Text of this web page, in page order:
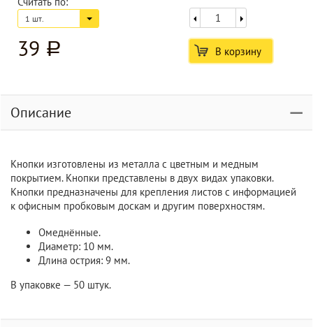
1 шт.
39 a В корзину
Описание
Кнопки изготовлены из металла с цветным и медным
покрытием. Кнопки представлены в двух видах упаковки.
Кнопки предназначены для крепления листов с информацией
к офисным пробковым доскам и другим поверхностям.
Омеднённые.
Диаметр: 10 мм.
Длина острия: 9 мм.
В упаковке — 50 штук.